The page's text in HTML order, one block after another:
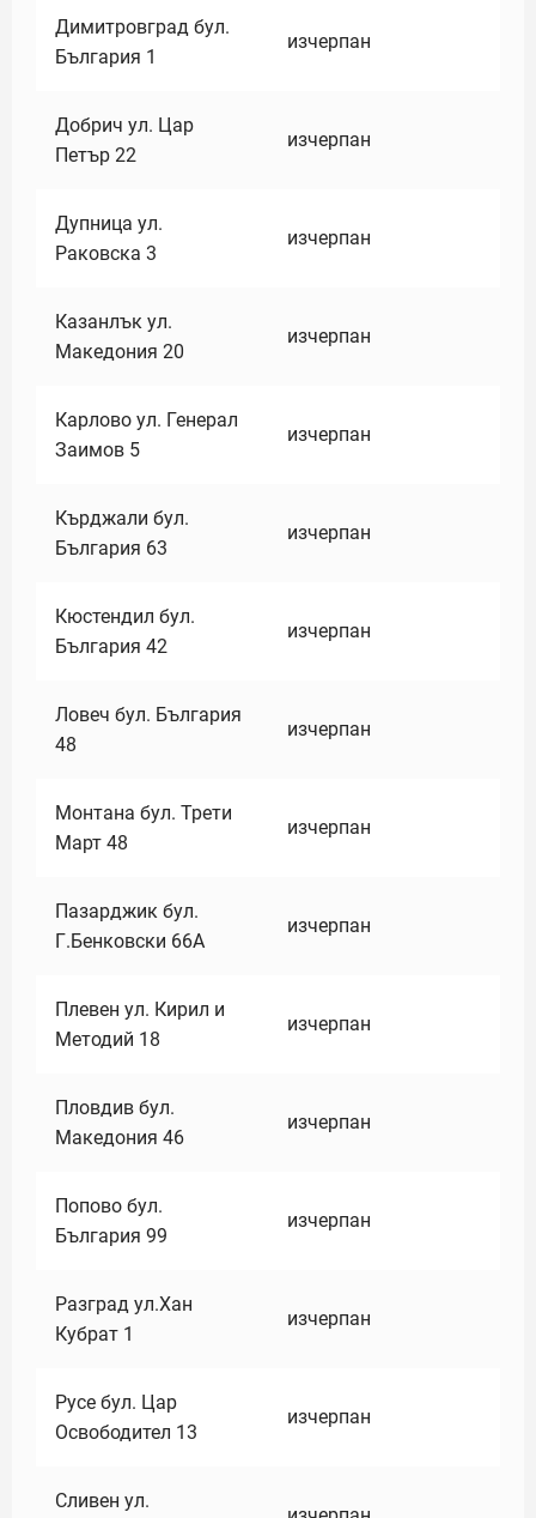
Димитровград бул.
България 1
изчерпан
Добрич ул. Цар
Петър 22
изчерпан
Дупница ул.
Раковска 3
изчерпан
Казанлък ул.
Македония 20
изчерпан
Карлово ул. Генерал
Заимов 5
изчерпан
Кърджали бул.
България 63
изчерпан
Кюстендил бул.
България 42
изчерпан
Ловеч бул. България
48
изчерпан
Монтана бул. Трети
Март 48
изчерпан
Пазарджик бул.
Г.Бенковски 66А
изчерпан
Плевен ул. Кирил и
Методий 18
изчерпан
Пловдив бул.
Македония 46
изчерпан
Попово бул.
България 99
изчерпан
Разград ул.Хан
Кубрат 1
изчерпан
Русе бул. Цар
Освободител 13
изчерпан
Сливен ул.